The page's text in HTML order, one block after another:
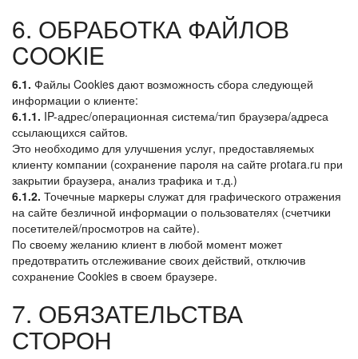
6. ОБРАБОТКА ФАЙЛОВ
COOKIE
6.1. Файлы Cookies дают возможность сбора следующей
информации о клиенте:
6.1.1. IP-адрес/операционная система/тип браузера/адреса
ссылающихся сайтов.
Это необходимо для улучшения услуг, предоставляемых
клиенту компании (сохранение пароля на сайте protara.ru при
закрытии браузера, анализ трафика и т.д.)
6.1.2. Точечные маркеры служат для графического отражения
на сайте безличной информации о пользователях (счетчики
посетителей/просмотров на сайте).
По своему желанию клиент в любой момент может
предотвратить отслеживание своих действий, отключив
сохранение Cookies в своем браузере.
7. ОБЯЗАТЕЛЬСТВА
СТОРОН